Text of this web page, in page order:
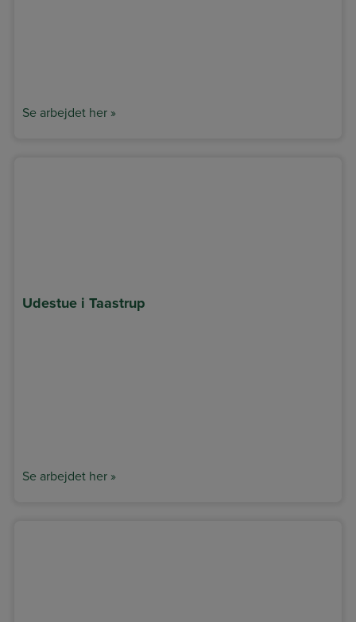
Se arbejdet her »
Udestue i Taastrup
Se arbejdet her »